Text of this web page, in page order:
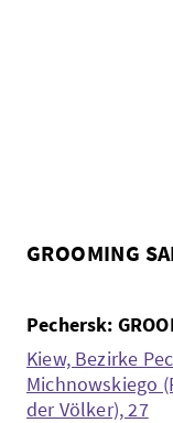
GROOMING
Pechersk:
Kiew, Bezirke
Michnowskiego
der Völker), 27